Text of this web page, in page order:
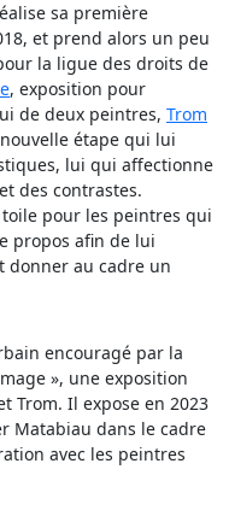
sa première
et prend alors un peu
la ligue des droits de
, exposition pour
de deux peintres, Trom
étape qui lui
lui qui affectionne
des contrastes.
pour les peintres qui
propos afin de lui
donner au cadre un
encouragé par la
», une exposition
Trom. Il expose en 2023
Matabiau dans le cadre
avec les peintres